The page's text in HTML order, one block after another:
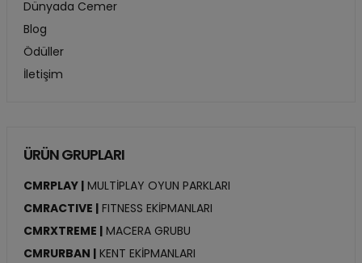
Dünyada Cemer
Blog
Ödüller
İletişim
ÜRÜN GRUPLARI
CMRPLAY | MULTİPLAY OYUN PARKLARI
CMRACTIVE | FITNESS EKİPMANLARI
CMRXTREME | MACERA GRUBU
CMRURBAN | KENT EKİPMANLARI